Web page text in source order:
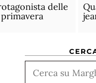
delle
Cerca